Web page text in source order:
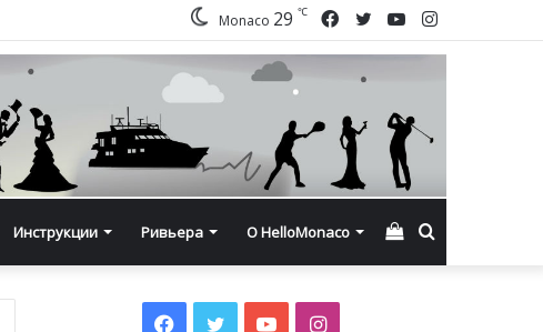
Instagram
YouTube
Twitter
Facebook
Monaco 29 ℃
Инструкции Ривьера О HelloMonaco Смотреть
Facebook
TwitterYouTubeInstagram